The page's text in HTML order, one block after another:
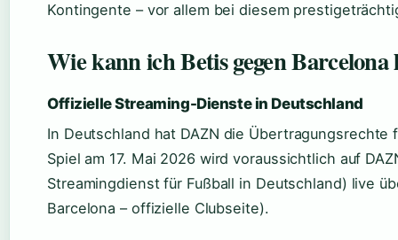
Kontingente – vor allem bei diesem
Wie kann ich Betis gegen Barcelona
Offizielle Streaming-Dienste in Deutschland
In Deutschland hat DAZN die Übertragungsrechte
Spiel am 17. Mai 2026 wird voraussichtlich auf
Streamingdienst für Fußball in Deutschland) live
Barcelona – offizielle Clubseite).